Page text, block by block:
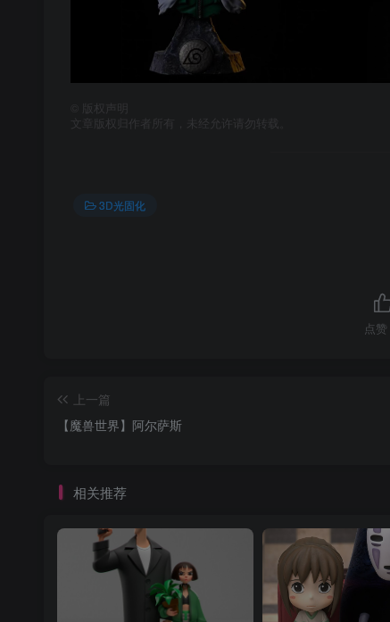
版权声明
文章版权归作者所有，未经允许请勿转载。
3D光固化
点赞
上一篇
【魔兽世界】阿尔萨斯
相关推荐